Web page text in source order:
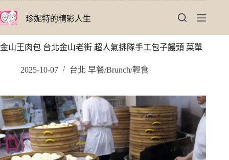
至
要
珍妮特的精彩人生
金山王肉包 台北金山老街 超人氣排隊手工包子饅頭 菜單
2025-10-07 台北 早餐/Brunch/輕食